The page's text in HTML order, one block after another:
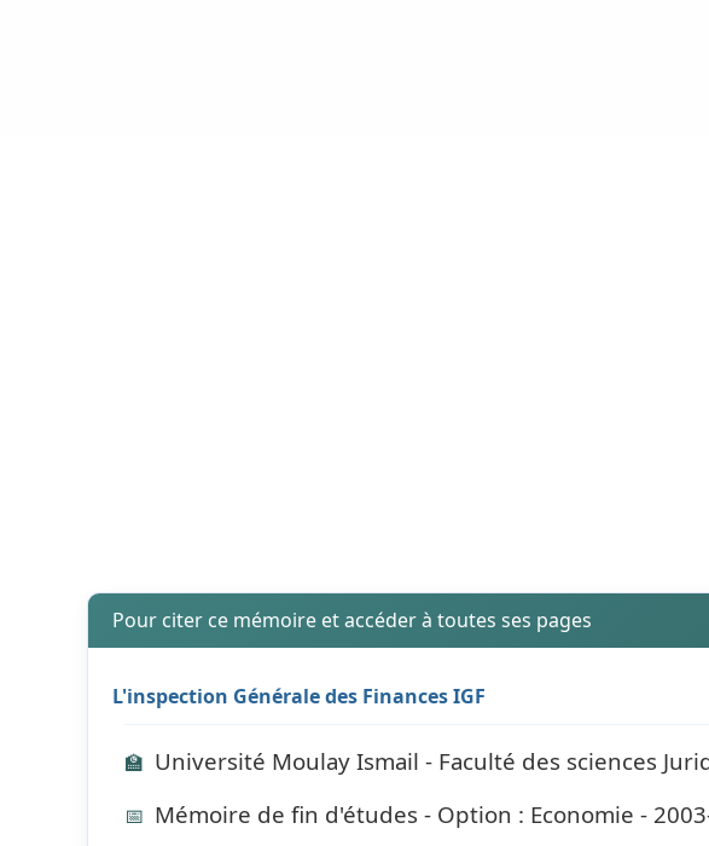
Pour citer ce mémoire et accéder à toutes ses pages
L'inspection Générale des Finances IGF
🏫 Université Moulay Ismail - Faculté des sciences
📅 Mémoire de fin d'études - Option : Economie -